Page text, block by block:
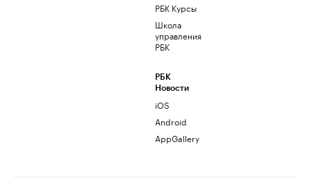
РБК Курсы
Школа
управления
РБК
РБК
Новости
iOS
Android
AppGallery